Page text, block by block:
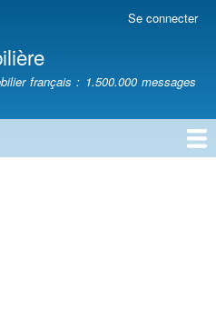
contenu
principal
Se connecter
français : 1.500.000 messages